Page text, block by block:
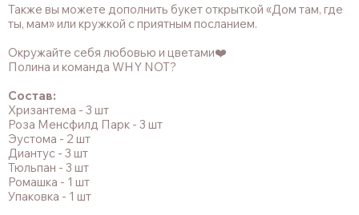
Также вы можете дополнить букет открыткой «Дом там, где
ты, мам» или кружкой с приятным посланием.
Окружайте себя любовью и цветами❤️
Полина и команда WHY NOT?
Состав:
Хризантема - 3 шт
Роза Менсфилд Парк - 3 шт
Эустома - 2 шт
Диантус - 3 шт
Тюльпан - 3 шт
Ромашка - 1 шт
Упаковка - 1 шт